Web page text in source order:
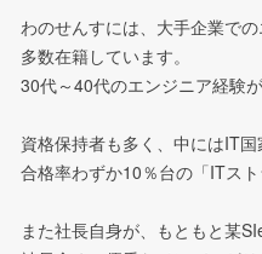
わのせんすには、大手企業で
多数在籍しています。
30代～40代のエンジニア経験
資格保持者も多く、中にはIT国
合格率わずか10％台の「ITス
また社長自身が、もともと某